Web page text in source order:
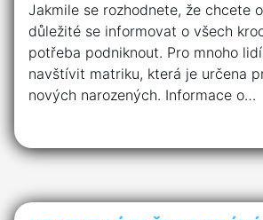
Jakmile se rozhodnete, že chcete
důležité se informovat o všech
potřeba podniknout. Pro mnoho
navštívit matriku, která je určena
nových narozených. Informace o…